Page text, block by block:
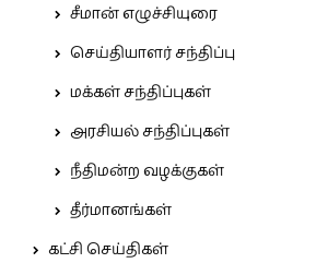
சீமான் எழுச்சியுரை
செய்தியாளர் சந்திப்பு
மக்கள் சந்திப்புகள்
அரசியல் சந்திப்புகள்
நீதிமன்ற வழக்குகள்
தீர்மானங்கள்
கட்சி செய்திகள்